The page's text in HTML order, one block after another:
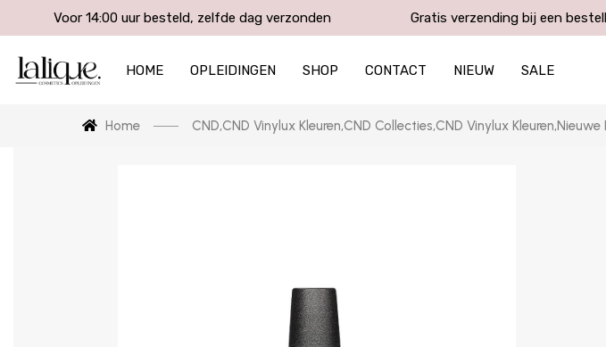
Voor 14:00 uur besteld, zelfde dag verzonden Gratis verzending bij een
HOME OPLEIDINGEN SHOP CONTACT NIEUW SALE
Home CND,CND Vinylux Kleuren,CND Collecties,CND Vinylux Kleuren,Nieuwe